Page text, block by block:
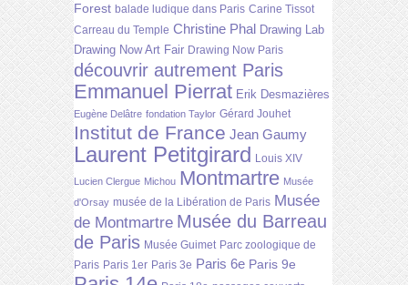
Forest balade ludique dans Paris Carine Tissot
Carreau du Temple Christine Phal Drawing Lab
Drawing Now Art Fair Drawing Now Paris
découvrir autrement Paris
Emmanuel Pierrat Erik Desmazières
Eugène Delâtre fondation Taylor Gérard Jouhet
Institut de France Jean Gaumy
Laurent Petitgirard Louis XIV
Lucien Clergue Michou Montmartre Musée
d'Orsay musée de la Libération de Paris Musée
de Montmartre Musée du Barreau
de Paris Musée Guimet Parc zoologique de
Paris Paris 1er Paris 3e Paris 6e Paris 9e